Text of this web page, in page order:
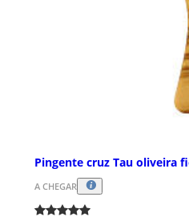
Pingente cruz Tau oliveira
A CHEGAR